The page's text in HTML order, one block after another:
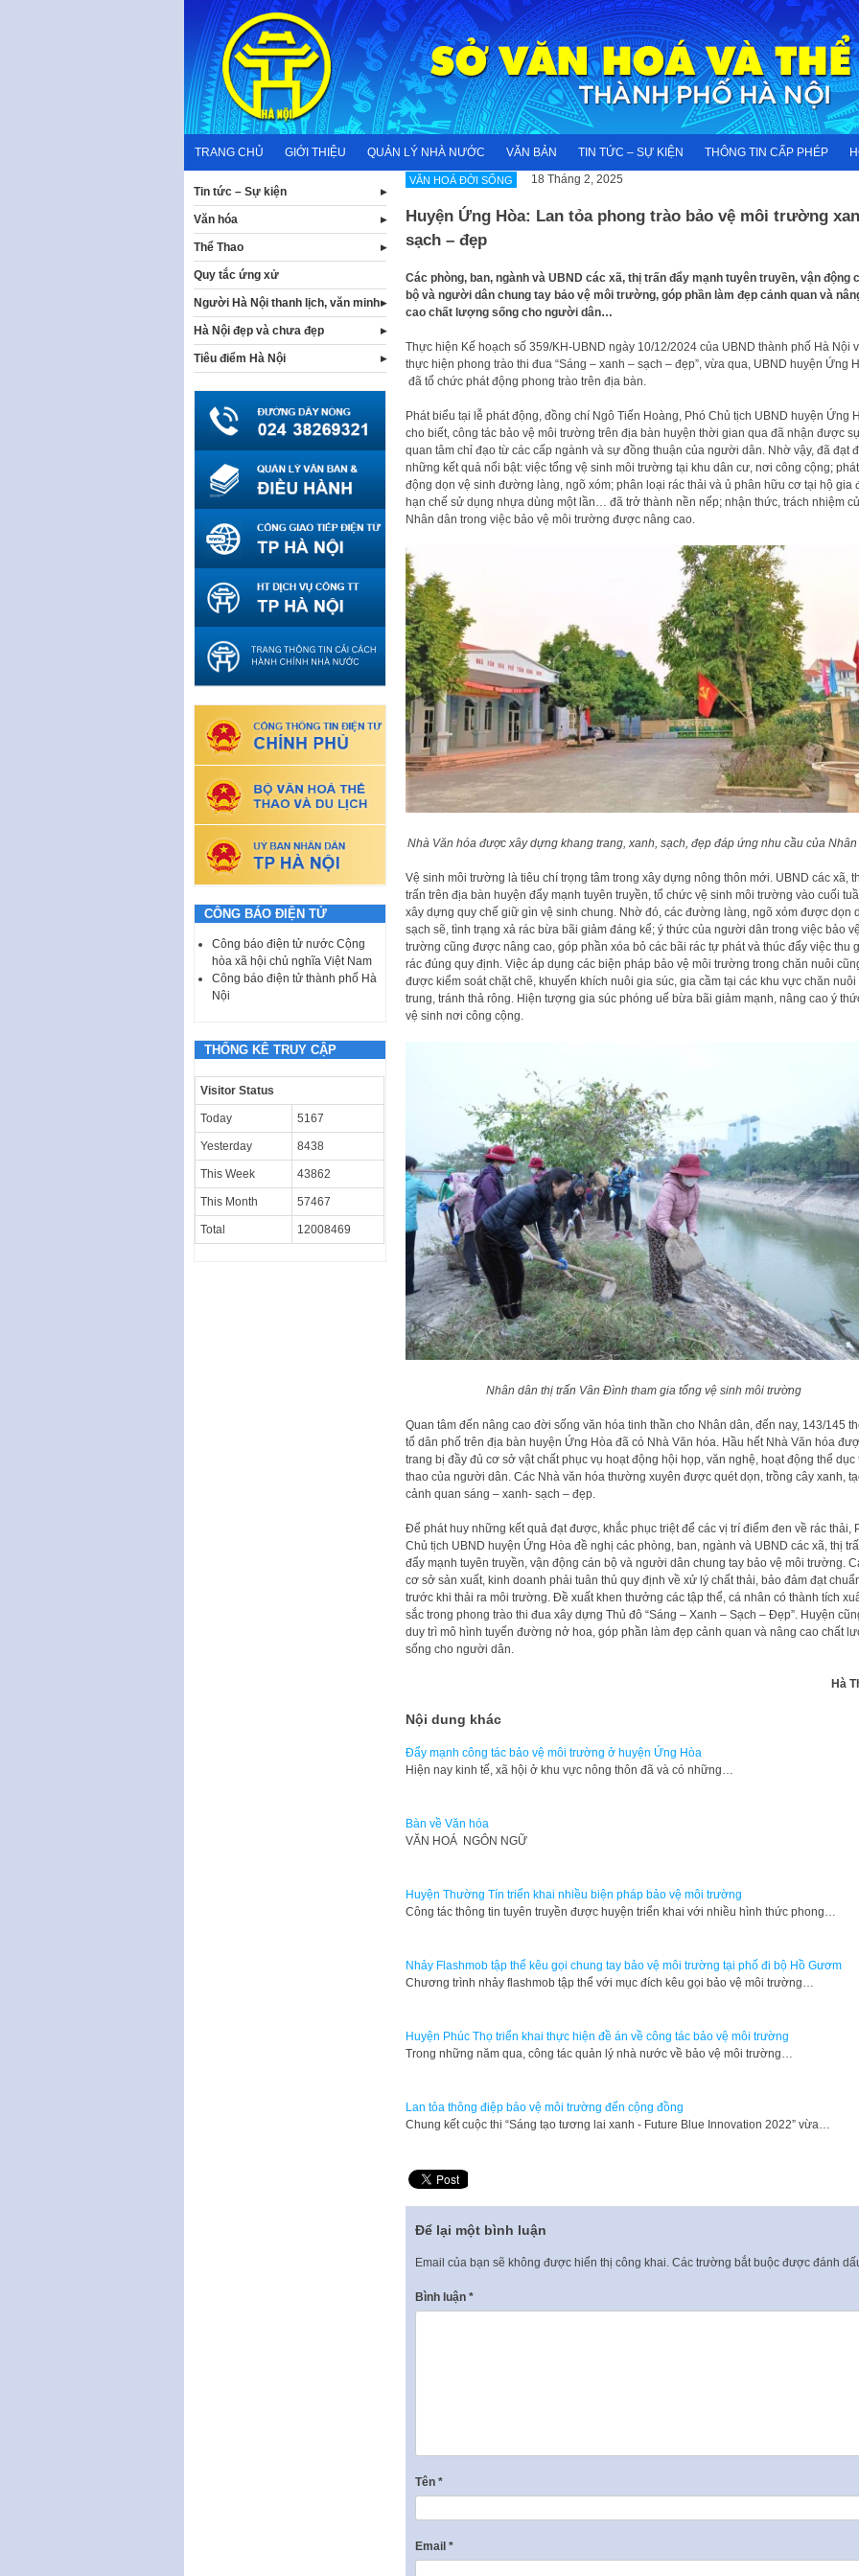
content
TRANG CHỦ GIỚI THIỆU QUẢN LÝ NHÀ NƯỚC VĂN BẢN TIN TỨC – SỰ KIỆN THÔNG TIN CẤP PHÉP
VĂN HOÁ ĐỜI SỐNG 18 Tháng 2, 2025
Huyện Ứng Hòa: Lan tỏa phong trào bảo vệ môi trường
sạch – đẹp
Các phòng, ban, ngành và UBND các xã, thị trấn đẩy mạnh tuyên truyền, vận động
bộ và người dân chung tay bảo vệ môi trường, góp phần làm đẹp cảnh quan và
cao chất lượng sống cho người dân…
Thực hiện Kế hoạch số 359/KH-UBND ngày 10/12/2024 của UBND thành phố Hà Nội
thực hiện phong trào thi đua “Sáng – xanh – sạch – đẹp”, vừa qua, UBND huyện Ứng
đã tổ chức phát động phong trào trên địa bàn.
Phát biểu tại lễ phát động, đồng chí Ngô Tiến Hoàng, Phó Chủ tịch UBND huyện Ứng
cho biết, công tác bảo vệ môi trường trên địa bàn huyện thời gian qua đã nhận được
quan tâm chỉ đạo từ các cấp ngành và sự đồng thuận của người dân. Nhờ vậy, đã đạt
những kết quả nổi bật: việc tổng vệ sinh môi trường tại khu dân cư, nơi công cộng; phát
động dọn vệ sinh đường làng, ngõ xóm; phân loại rác thải và ủ phân hữu cơ tại hộ gia
hạn chế sử dụng nhựa dùng một lần… đã trở thành nền nếp; nhận thức, trách nhiệm
Nhân dân trong việc bảo vệ môi trường được nâng cao.
Nhà Văn hóa được xây dựng khang trang, xanh, sạch, đẹp đáp ứng nhu cầu của Nhân
Vệ sinh môi trường là tiêu chí trọng tâm trong xây dựng nông thôn mới. UBND các xã,
trấn trên địa bàn huyện đẩy mạnh tuyên truyền, tổ chức vệ sinh môi trường vào cuối
xây dựng quy chế giữ gìn vệ sinh chung. Nhờ đó, các đường làng, ngõ xóm được dọn
sạch sẽ, tình trạng xả rác bừa bãi giảm đáng kể; ý thức của người dân trong việc bảo
trường cũng được nâng cao, góp phần xóa bỏ các bãi rác tự phát và thúc đẩy việc thu
rác đúng quy định. Việc áp dụng các biện pháp bảo vệ môi trường trong chăn nuôi
được kiểm soát chặt chẽ, khuyến khích nuôi gia súc, gia cầm tại các khu vực chăn nuôi
trung, tránh thả rông. Hiện tượng gia súc phóng uế bừa bãi giảm mạnh, nâng cao ý
vệ sinh nơi công cộng.
Nhân dân thị trấn Vân Đình tham gia tổng vệ sinh môi trường
Quan tâm đến nâng cao đời sống văn hóa tinh thần cho Nhân dân, đến nay, 143/145
tổ dân phố trên địa bàn huyện Ứng Hòa đã có Nhà Văn hóa. Hầu hết Nhà Văn hóa
trang bị đầy đủ cơ sở vật chất phục vụ hoạt động hội họp, văn nghệ, hoạt động thể dục
thao của người dân. Các Nhà văn hóa thường xuyên được quét dọn, trồng cây xanh,
cảnh quan sáng – xanh- sạch – đẹp.
Để phát huy những kết quả đạt được, khắc phục triệt để các vị trí điểm đen về rác thải,
Chủ tịch UBND huyện Ứng Hòa đề nghị các phòng, ban, ngành và UBND các xã, thị
đẩy mạnh tuyên truyền, vận động cán bộ và người dân chung tay bảo vệ môi trường.
cơ sở sản xuất, kinh doanh phải tuân thủ quy định về xử lý chất thải, bảo đảm đạt
trước khi thải ra môi trường. Đề xuất khen thưởng các tập thể, cá nhân có thành tích
sắc trong phong trào thi đua xây dựng Thủ đô “Sáng – Xanh – Sạch – Đẹp”. Huyện
duy trì mô hình tuyến đường nở hoa, góp phần làm đẹp cảnh quan và nâng cao chất
sống cho người dân.
Hà
Nội dung khác
Đẩy mạnh công tác bảo vệ môi trường ở huyện Ứng Hòa
Hiện nay kinh tế, xã hội ở khu vực nông thôn đã và có những…
Bàn về Văn hóa
VĂN HOÁ NGÔN NGỮ
Huyện Thường Tín triển khai nhiều biện pháp bảo vệ môi trường
Công tác thông tin tuyên truyền được huyện triển khai với nhiều hình thức phong…
Nhảy Flashmob tập thể kêu gọi chung tay bảo vệ môi trường tại phố đi bộ Hồ Gươm
Chương trình nhảy flashmob tập thể với mục đích kêu gọi bảo vệ môi trường…
Huyện Phúc Thọ triển khai thực hiện đề án về công tác bảo vệ môi trường
Trong những năm qua, công tác quản lý nhà nước về bảo vệ môi trường…
Lan tỏa thông điệp bảo vệ môi trường đến cộng đồng
Chung kết cuộc thi “Sáng tạo tương lai xanh - Future Blue Innovation 2022” vừa…
Để lại một bình luận
Email của bạn sẽ không được hiển thị công khai. Các trường bắt buộc được đánh
Bình luận *
Tên *
Email *
Tin tức – Sự kiện
Văn hóa
Thể Thao
Quy tắc ứng xử
Người Hà Nội thanh lịch, văn minh
Hà Nội đẹp và chưa đẹp
Tiêu điểm Hà Nội
CÔNG BÁO ĐIỆN TỬ
Công báo điện tử nước Cộng
hòa xã hội chủ nghĩa Việt Nam
Công báo điện tử thành phố Hà
Nội
THỐNG KÊ TRUY CẬP
Visitor Status
Today 5167
Yesterday 8438
This Week 43862
This Month 57467
Total 12008469